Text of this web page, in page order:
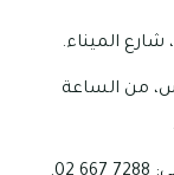
من الساعة